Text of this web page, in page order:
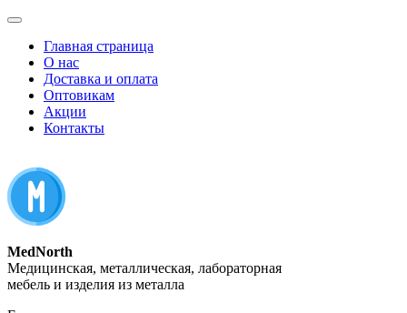
Главная страница
О нас
Доставка и оплата
Оптовикам
Акции
Контакты
MedNorth
Медицинская, металлическая, лабораторная
мебель и изделия из металла